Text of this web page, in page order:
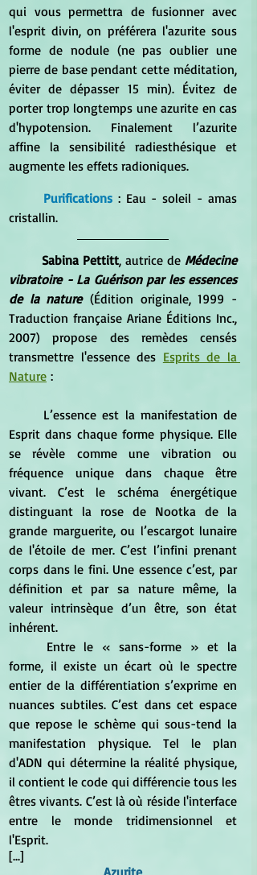
qui vous permettra de fusionner avec
l'esprit divin, on préférera l'azurite sous
forme de nodule (ne pas oublier une
pierre de base pendant cette méditation,
éviter de dépasser 15 min). Évitez de
porter trop longtemps une azurite en cas
d'hypotension. Finalement l’azurite
affine la sensibilité radiesthésique et
augmente les effets radioniques.
Purifications : Eau - soleil - amas
cristallin.
	Sabina Pettitt
, autrice de Médecine
vibratoire - La Guérison par les essences
de la nature (Édition originale, 1999 -
Traduction française Ariane Éditions Inc.,
2007) propose des remèdes censés
transmettre l'essence des Esprits de la
Nature :
Esprit dans chaque forme physique. Elle
se révèle comme une vibration ou
fréquence unique dans chaque être
vivant. C’est le schéma énergétique
distinguant la rose de Nootka de la
grande marguerite, ou l’escargot lunaire
de l'étoile de mer. C’est l’infini prenant
corps dans le fini. Une essence c’est, par
définition et par sa nature même, la
valeur intrinsèque d’un être, son état
inhérent.
forme, il existe un écart où le spectre
entier de la différentiation s’exprime en
nuances subtiles. C’est dans cet espace
que repose le schème qui sous-tend la
manifestation physique. Tel le plan
d'ADN qui détermine la réalité physique,
il contient le code qui différencie tous les
êtres vivants. C’est là où réside l'interface
entre le monde tridimensionnel et
l'Esprit.
[...]
Azurite